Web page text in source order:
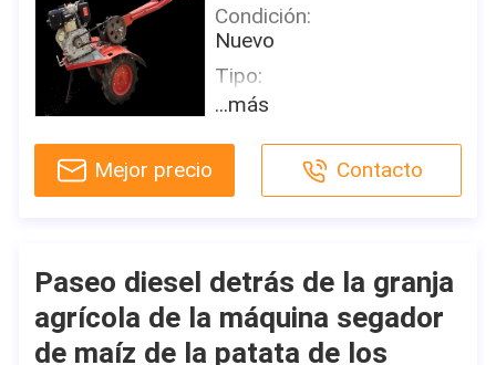
Condición:
Nuevo
Tipo:
Motocultor
Poder clasificado (HP):
Tractor de granja
Tipo de impulsión:
tractor hidráulico
...más
Mejor precio Contacto
Paseo diesel detrás de la granja
agrícola de la máquina segador
de maíz de la patata de los